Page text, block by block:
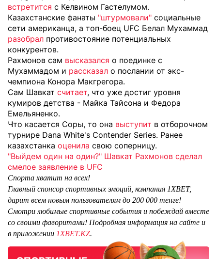
встретится с Келвином Гастелумом.
Казахстанские фанаты "штурмовали" социальные
сети американца, а топ-боец UFC Белал Мухаммад
разобрал противостояние потенциальных
конкурентов.
Рахмонов сам высказался о поединке с
Мухаммадом и рассказал о послании от экс-
чемпиона Конора Макгрегора.
Сам Шавкат считает, что уже достиг уровня
кумиров детства - Майка Тайсона и Федора
Емельяненко.
Что касается Соры, то она выступит в отборочном
турнире Dana White's Contender Series. Ранее
казахстанка оценила свою соперницу.
"Выйдем один на один?" Шавкат Рахмонов сделал
смелое заявление в UFC
Спорта хватит на всех!
Главный спонсор спортивных эмоций, компания 1XBET,
дарит всем новым пользователям до 200 000 тенге!
Смотри любимые спортивные события и побеждай вместе
со своими фаворитами! Подробная информация на сайте и
в приложении 1XBET.KZ.